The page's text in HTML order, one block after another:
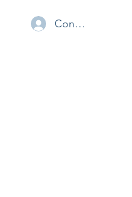
Connexion